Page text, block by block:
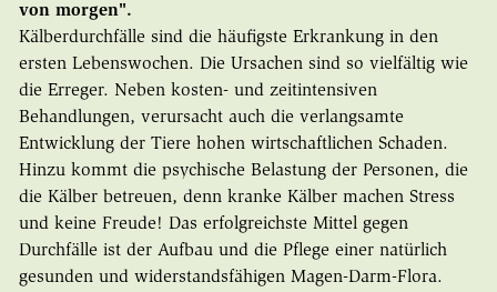
von morgen".
Kälberdurchfälle sind die häufigste Erkrankung in den
ersten Lebenswochen. Die Ursachen sind so vielfältig wie
die Erreger. Neben kosten- und zeitintensiven
Behandlungen, verursacht auch die verlangsamte
Entwicklung der Tiere hohen wirtschaftlichen Schaden.
Hinzu kommt die psychische Belastung der Personen, die
die Kälber betreuen, denn kranke Kälber machen Stress
und keine Freude! Das erfolgreichste Mittel gegen
Durchfälle ist der Aufbau und die Pflege einer natürlich
gesunden und widerstandsfähigen Magen-Darm-Flora.